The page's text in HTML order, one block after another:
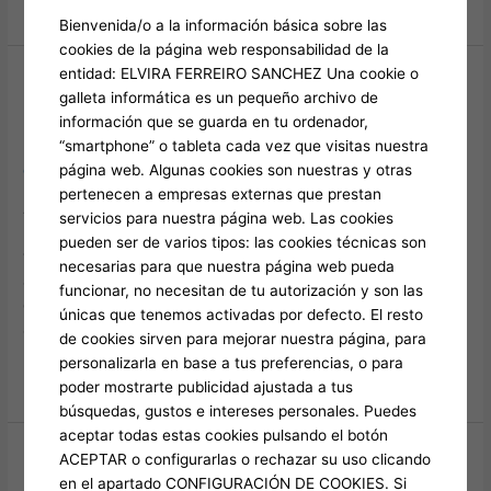
Official India Internet Site
Regarding Survive Sports Wagering
Deja un comentario /Sky247 Download Apk 248/
elviraferreiro
As soon as the particular sports complement will be above, the
particular winnings will become automatically awarded in order
to your own equilibrium plus an individual will be able to take
away them. When our own professionals say yes to your
current request, your current accounts will be validated plus
an individual will be capable
Official
Internet
Regarding
Survive
Sports
Wagering
Leer más »
How In Buy To Set Up Typically The
Bienvenida/o a la información básica sobre las
cookies de la página web responsabilidad de la
entidad: ELVIRA FERREIRO SANCHEZ Una cookie o
galleta informática es un pequeño archivo de
información que se guarda en tu ordenador,
“smartphone” o tableta cada vez que visitas nuestra
página web. Algunas cookies son nuestras y otras
pertenecen a empresas externas que prestan
servicios para nuestra página web. Las cookies
pueden ser de varios tipos: las cookies técnicas son
necesarias para que nuestra página web pueda
funcionar, no necesitan de tu autorización y son las
únicas que tenemos activadas por defecto. El resto
de cookies sirven para mejorar nuestra página, para
personalizarla en base a tus preferencias, o para
poder mostrarte publicidad ajustada a tus
búsquedas, gustos e intereses personales. Puedes
aceptar todas estas cookies pulsando el botón
ACEPTAR o configurarlas o rechazar su uso clicando
en el apartado CONFIGURACIÓN DE COOKIES. Si